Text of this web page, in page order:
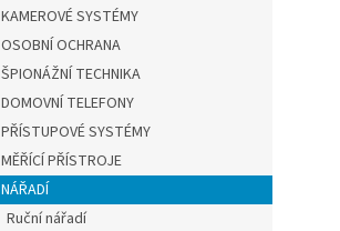
KAMEROVÉ SYSTÉMY
OSOBNÍ OCHRANA
ŠPIONÁŽNÍ TECHNIKA
DOMOVNÍ TELEFONY
PŘÍSTUPOVÉ SYSTÉMY
MĚŘÍCÍ PŘÍSTROJE
NÁŘADÍ
Ruční nářadí